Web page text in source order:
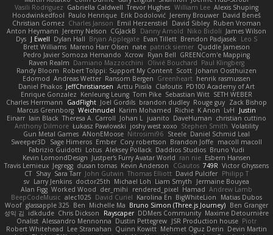
Alexis Shuping
William Lee
Trevor Hughes
Gabriella Caldwell
Vasili Rodriguez
David Beneš
Jeremy Brouwer
Erik Dodolović
Paulo Henrique
Hoodwinkedfool
Ruben Vroman
David Sibley
Emil Herzenstiel
Charles Janson
Christian Gomez
James Wilson
Niko Bidoli
Danny Arnold
CGJackB
Jeremy Nelson
Anton Heymann
Leo S
Brendon Padjasek
Evan Tillett
Bryan Applegate
Dylan Hall
J Ewell
Dys
Quddle Jameson
patrick siemer
nate
Mareno Harr Olsen
Brett Williams
GREENCom'e Mapping
Ryan Bell
Xcrow
Pedro Javier Somoza Hernando
Paul Klingberg
Olivié Bouchard
Damiano Mazzocchini
Raven Realm
Johann Oosthuizen
Scott
Robert Tolppi: Support My Content
Randy Bloom
henrik rasmussen
Greenheart
Ransom Bergen
Andreas Wetter
Edomod
PD100 Academy of Art
Clafoutis
Arttu Piisila
JeffChristiansen
Daniel Phakos
SETH WEBER
Sebastian Witt
Tom Pike
Kenleung Leung
Enrique Gonzalez
Zack Bishop
Rouge guy
brandon dudley
Joel Gordils
GadFlight
Charles Herrmann
Justin
LvH
K Anon
Richie
Karim Mohamed
Weichnudel
Marcus Grennborg
christian cuttino
DaveHuman
juanito
Johan L
Theresa A. Carroll
Iain Black
Einarr
Volatility
Stephen Smith
joshy west xoxo
Łukasz Pawłowski
Anthony Dilmore
Daniel Schmid Leal
Steele
Nitrosimi96
ANonEMoose
Gun Metal Games
macoll macoll
Brandon Joffe
Cory robertson
Ember
Sage Himeros
Sweeper3D
Bruno Yudi
Daddios Studios
Aleksey Pollack
Lotus
Fabrizio Guidotti
Esbern Hansen
ran nie
Justper's Furry Avatar World
Kevin LomondDesign
Victor Ghyssens
749R
CGautos
Kevin Anderson
dusan tomas
Jegregg
Travis Lemieux
Philipp T
David Pulcifer
Thomas Elliott
John Gutwin
Sara Tarr
Shay
CT
Jermaine Bouyea
Liam Smyth
Michael Loh
doctor25th
Larry Jenkins
sv
Andrew Lamb
Hamad
rendered_pixel
der_mihi
Worked Wood
Alan Figg
Matias Dubos
BigWhiteLion
Karolina En
David Curiel
alec1025
BeepCodeMusic
Ben Granger
Bruno Simon (Three.js Journey)
Michelle Ma
Ben
glassapple 325
Woof
Maxime Detournière
DDMers Community
Rayscaper
Chris Dickson
idkdude
성익 김
Piotr
JSR Production house
Dustin Pettegrew
Alessandro Mennonna
Onalist
Devin Martin
Mehmet Oguz Derin
Quinn Kowitt
Lee Stranahan
Robert Whitehead